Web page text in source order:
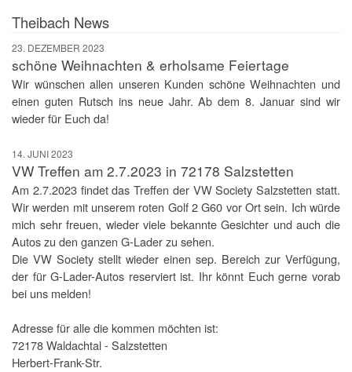
Theibach News
23. DEZEMBER 2023
schöne Weihnachten & erholsame Feiertage
Wir wünschen allen unseren Kunden schöne Weihnachten und
einen guten Rutsch ins neue Jahr. Ab dem 8. Januar sind wir
wieder für Euch da!
14. JUNI 2023
VW Treffen am 2.7.2023 in 72178 Salzstetten
Am 2.7.2023 findet das Treffen der VW Society Salzstetten statt.
Wir werden mit unserem roten Golf 2 G60 vor Ort sein. Ich würde
mich sehr freuen, wieder viele bekannte Gesichter und auch die
Autos zu den ganzen G-Lader zu sehen.
Die VW Society stellt wieder einen sep. Bereich zur Verfügung,
der für G-Lader-Autos reserviert ist. Ihr könnt Euch gerne vorab
bei uns melden!
Adresse für alle die kommen möchten ist:
72178 Waldachtal - Salzstetten
Herbert-Frank-Str.